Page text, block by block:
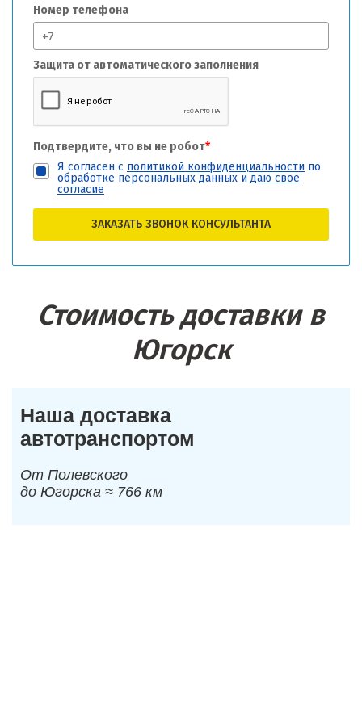
Номер телефона
Защита от автоматического заполнения
Подтвердите, что вы не робот*
Я согласен с политикой конфиденциальности по
обработке персональных данных и даю свое
согласие
ЗАКАЗАТЬ ЗВОНОК КОНСУЛЬТАНТА
Стоимость доставки в
Югорск
Наша доставка
автотранспортом
От Полевского
до Югорска ≈ 766 км